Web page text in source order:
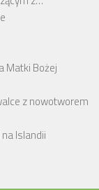
Matki Bożej
z nowotworem
Islandii